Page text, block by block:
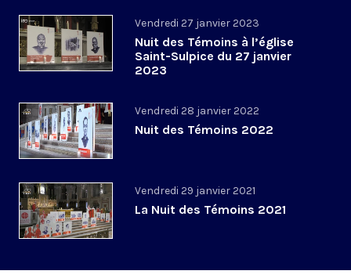
Vendredi 27 janvier 2023
Nuit des Témoins à l’église
Saint-Sulpice du 27 janvier
2023
Vendredi 28 janvier 2022
Nuit des Témoins 2022
Vendredi 29 janvier 2021
La Nuit des Témoins 2021